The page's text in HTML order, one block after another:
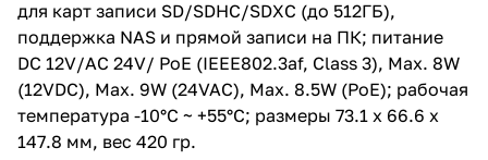
записи SD/SDHC/SDXC (до
512ГБ), поддержка NAS и
прямой записи на ПК; питание
DC 12V/AC 24V/ PoE
(IEEE802.3af, Class 3), Max. 8W
(12VDC), Max. 9W (24VAC), Max.
8.5W (PoE); рабочая
температура -10°C ~ +55°C;
для карт записи SD/SDHC/SDXC (до 512ГБ),
поддержка NAS и прямой записи на ПК; питание
DC 12V/AC 24V/ PoE (IEEE802.3af, Class 3), Max. 8W
(12VDC), Max. 9W (24VAC), Max. 8.5W (PoE); рабочая
температура -10°C ~ +55°C; размеры 73.1 x 66.6 x
147.8 мм, вес 420 гр.